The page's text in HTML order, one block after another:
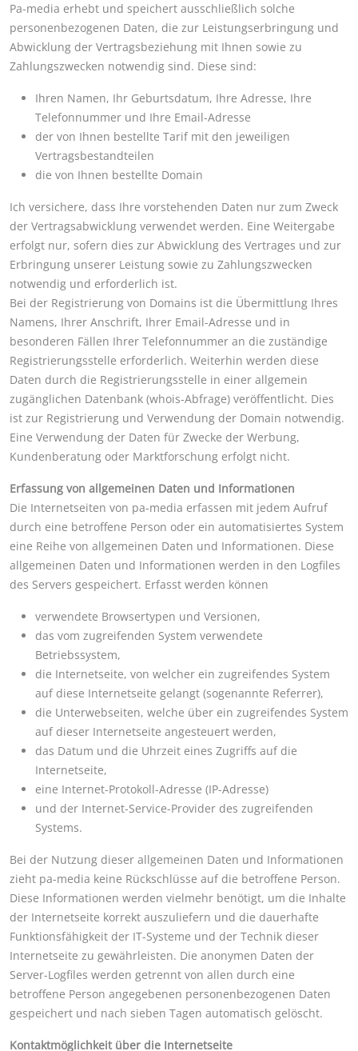
Pa-media erhebt und speichert ausschließlich solche
personenbezogenen Daten, die zur Leistungserbringung und
Abwicklung der Vertragsbeziehung mit Ihnen sowie zu
Zahlungszwecken notwendig sind. Diese sind:
Ihren Namen, Ihr Geburtsdatum, Ihre Adresse, Ihre
Telefonnummer und Ihre Email-Adresse
der von Ihnen bestellte Tarif mit den jeweiligen
Vertragsbestandteilen
die von Ihnen bestellte Domain
Ich versichere, dass Ihre vorstehenden Daten nur zum Zweck
der Vertragsabwicklung verwendet werden. Eine Weitergabe
erfolgt nur, sofern dies zur Abwicklung des Vertrages und zur
Erbringung unserer Leistung sowie zu Zahlungszwecken
notwendig und erforderlich ist.
Bei der Registrierung von Domains ist die Übermittlung Ihres
Namens, Ihrer Anschrift, Ihrer Email-Adresse und in
besonderen Fällen Ihrer Telefonnummer an die zuständige
Registrierungsstelle erforderlich. Weiterhin werden diese
Daten durch die Registrierungsstelle in einer allgemein
zugänglichen Datenbank (whois-Abfrage) veröffentlicht. Dies
ist zur Registrierung und Verwendung der Domain notwendig.
Eine Verwendung der Daten für Zwecke der Werbung,
Kundenberatung oder Marktforschung erfolgt nicht.
Erfassung von allgemeinen Daten und Informationen
Die Internetseiten von pa-media erfassen mit jedem Aufruf
durch eine betroffene Person oder ein automatisiertes System
eine Reihe von allgemeinen Daten und Informationen. Diese
allgemeinen Daten und Informationen werden in den Logfiles
des Servers gespeichert. Erfasst werden können
verwendete Browsertypen und Versionen,
das vom zugreifenden System verwendete
Betriebssystem,
die Internetseite, von welcher ein zugreifendes System
auf diese Internetseite gelangt (sogenannte Referrer),
die Unterwebseiten, welche über ein zugreifendes System
auf dieser Internetseite angesteuert werden,
das Datum und die Uhrzeit eines Zugriffs auf die
Internetseite,
eine Internet-Protokoll-Adresse (IP-Adresse)
und der Internet-Service-Provider des zugreifenden
Systems.
Bei der Nutzung dieser allgemeinen Daten und Informationen
zieht pa-media keine Rückschlüsse auf die betroffene Person.
Diese Informationen werden vielmehr benötigt, um die Inhalte
der Internetseite korrekt auszuliefern und die dauerhafte
Funktionsfähigkeit der IT-Systeme und der Technik dieser
Internetseite zu gewährleisten. Die anonymen Daten der
Server-Logfiles werden getrennt von allen durch eine
betroffene Person angegebenen personenbezogenen Daten
gespeichert und nach sieben Tagen automatisch gelöscht.
Kontaktmöglichkeit über die Internetseite